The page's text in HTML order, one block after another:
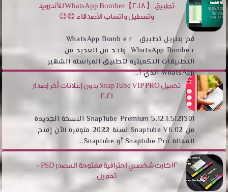
تطبيق WhatsApp Bomber【2018】 للأندرويد
وتعطيل واتساب الأصدقاء 😋😉
قم بتنزيل تطبيق WhatsApp Bomb e r
WhatsApp Bombe r واحد من العديد من
التطبيقات التكميلية لتطبيق المراسلة الشهير
WhatsApp الذي أ...
تحميل SnapTube VIP PRO بدون إعلانات أخر إصدار
2021
SnapTube Premium 5.12.1.5121301 النسخة الجديدة
من Snaptube V6.02 لسنة 2022 متوفرة الأن إفتح
المقالة Snaptube Pro أو Snaptube...
12 كارت شخصي إحترافية مفتوحة المصدر PSD +
تحميل